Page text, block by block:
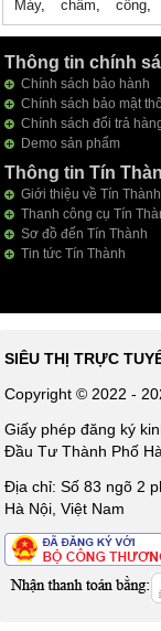
Máy, chấm, công,
Thông tin chính
Chính sách bảo hành
Chính sách bảo mật
Chính sách đổi trả
Demo sản phẩm
Thông tin Tín
Giới thiệu về Tín Thành
Thanh công cụ Tín
Sơ đồ đến Tín Thành
Tin tức Tín Thành
SIÊU THỊ TRỰC
Copyright © 2022 -
Giấy phép đăng ký
Đầu Tư Thành Phố
Địa chỉ: Số 83 ngõ 2
Hà Nội, Việt Nam